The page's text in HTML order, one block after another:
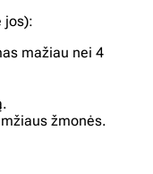
jos):
mažiau nei 4
žmonės.